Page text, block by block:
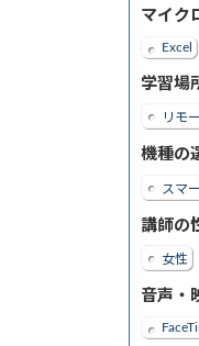
マイク
Excel
学習場
リモ
機種の
スマ
講師の
女性
音声・